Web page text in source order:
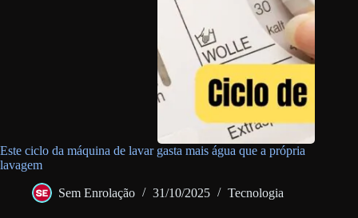
Este ciclo da máquina de lavar gasta mais água que a própria
lavagem
Sem Enrolação 31/10/2025 Tecnologia